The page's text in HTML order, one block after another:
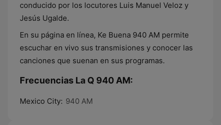
conducido por los locutores Luis Manuel Veloz y
Jesús Ugalde.
En su página en línea, Ke Buena 940 AM permite
escuchar en vivo sus transmisiones y conocer las
canciones que suenan en sus programas.
Frecuencias La Q 940 AM:
Mexico City: 940 AM